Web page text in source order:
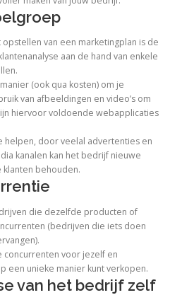
van een marketingplan is de
aan de hand van enkele
(ook qua kosten) om je
van afbeeldingen en video’s om
hiervoor voldoende webapplicaties
helpen, door veelal advertenties en
kanalen kan het bedrijf nieuwe
klanten behouden.
die dezelfde producten of
(bedrijven die iets doen
concurrenten voor jezelf en
een unieke manier kunt verkopen.
van het bedrijf zelf